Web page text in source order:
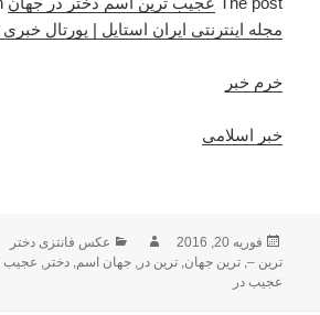
مجله اینترنتی ایران استایل | پورتال
خرم خبر
خبر اسلامی
ارسال
شده
در
فوریه 20, 2016 نویسندهدسته‌ها
عکس فانتزی دختر
ترین –,ترین جهان,ترین در,جهان اسم,دختر, عجیب
عجیب در